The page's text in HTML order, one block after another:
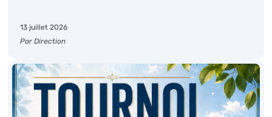
13 juillet 2026
Par Direction